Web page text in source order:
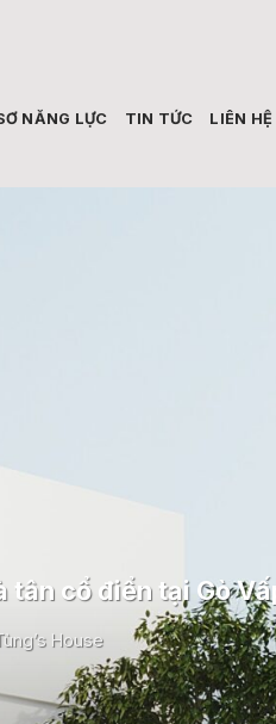
NĂNG LỰC TIN TỨC LIÊN HỆ
tân cổ điển tại Gò
House